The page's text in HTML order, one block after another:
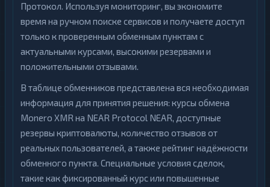
Протокол. Используя мониторинг, вы экономите
время на ручном поиске сервисов и получаете доступ
только к проверенным обменным пунктам с
актуальными курсами, высокими резервами и
положительными отзывами.
В таблице обменников представлена вся необходимая
информация для принятия решения: курсы обмена
Monero XMR на NEAR Protocol NEAR, доступные
резервы криптовалюты, количество отзывов от
реальных пользователей, а также рейтинг надёжности
обменного пункта. Специальные условия сделок,
такие как фиксированный курс или повышенные